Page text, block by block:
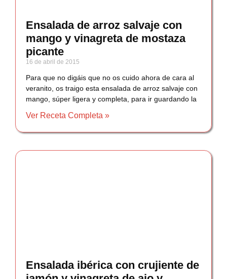
Ensalada de arroz salvaje con
mango y vinagreta de mostaza
picante
16 de abril de 2015
Para que no digáis que no os cuido ahora de cara al
veranito, os traigo esta ensalada de arroz salvaje con
mango, súper ligera y completa, para ir guardando la
Ver Receta Completa »
Ensalada ibérica con crujiente de